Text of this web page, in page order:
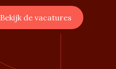
Bekijk de vacatures